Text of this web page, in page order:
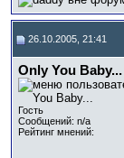
26.10.2005, 21:41
Only You Baby...
Гость
Сообщений: n/a
Рейтинг мнений: